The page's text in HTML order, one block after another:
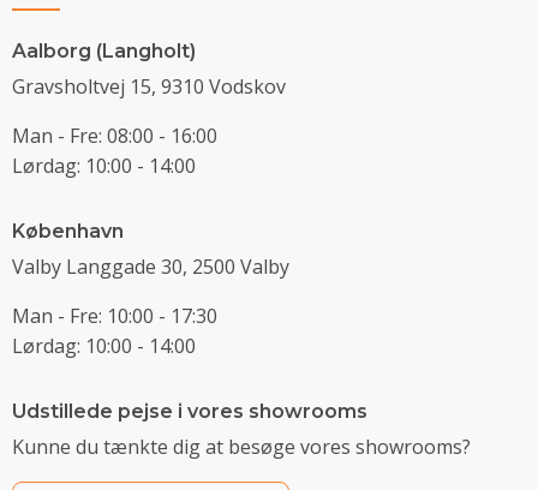
Aalborg (Langholt)
Gravsholtvej 15, 9310 Vodskov
Man - Fre: 08:00 - 16:00
Lørdag: 10:00 - 14:00
København
Valby Langgade 30, 2500 Valby
Man - Fre: 10:00 - 17:30
Lørdag: 10:00 - 14:00
Udstillede pejse i vores showrooms
Kunne du tænkte dig at besøge vores showrooms?